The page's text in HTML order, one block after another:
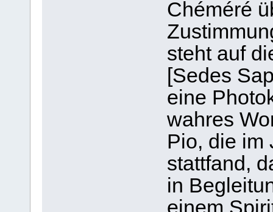
Chéméré
steht auf
[Sedes
eine
wahres
Pio, die im
stattfand,
in